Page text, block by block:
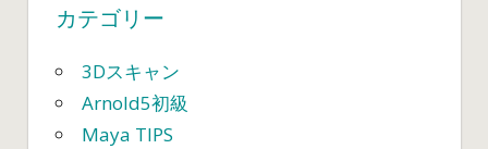
シ
ョ
ン
カテゴリー
3Dスキャン
Arnold5初級
Maya TIPS